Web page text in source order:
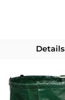
Details